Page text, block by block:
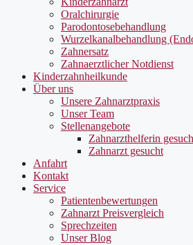
Oralchirurgie
Parodontosebehandlung
Wurzelkanalbehandlung
Zahnersatz
Zahnaerztlicher Notdienst
Kinderzahnheilkunde
Über uns
Unsere Zahnarztpraxis
Unser Team
Stellenangebote
Zahnarzthelferin
Zahnarzt gesucht
Anfahrt
Kontakt
Service
Patientenbewertungen
Zahnarzt Preisvergleich
Sprechzeiten
Unser Blog